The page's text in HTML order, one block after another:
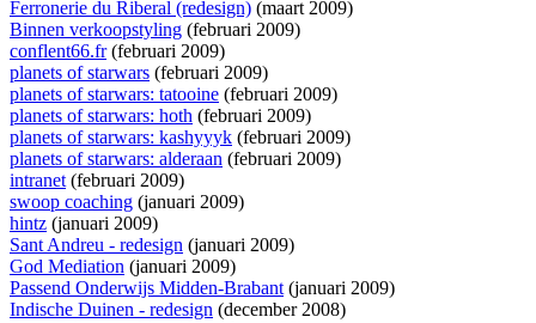
Ferronerie du Riberal (redesign) (maart 2009)
Binnen verkoopstyling (februari 2009)
conflent66.fr(februari 2009)
planets of starwars (februari 2009)
planets of starwars: tatooine (februari 2009)
planets of starwars: hoth (februari 2009)
planets of starwars: kashyyyk (februari 2009)
planets of starwars: alderaan (februari 2009)
intranet(februari 2009)
swoop coaching (januari 2009)
hintz (januari 2009)
Sant Andreu - redesign (januari 2009)
God Mediation (januari 2009)
Passend Onderwijs Midden-Brabant(januari 2009)
Indische Duinen - redesign (december 2008)